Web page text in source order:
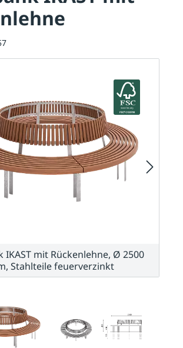
IKAST mit Rückenlehne, Ø 2500
Stahlteile feuerverzinkt